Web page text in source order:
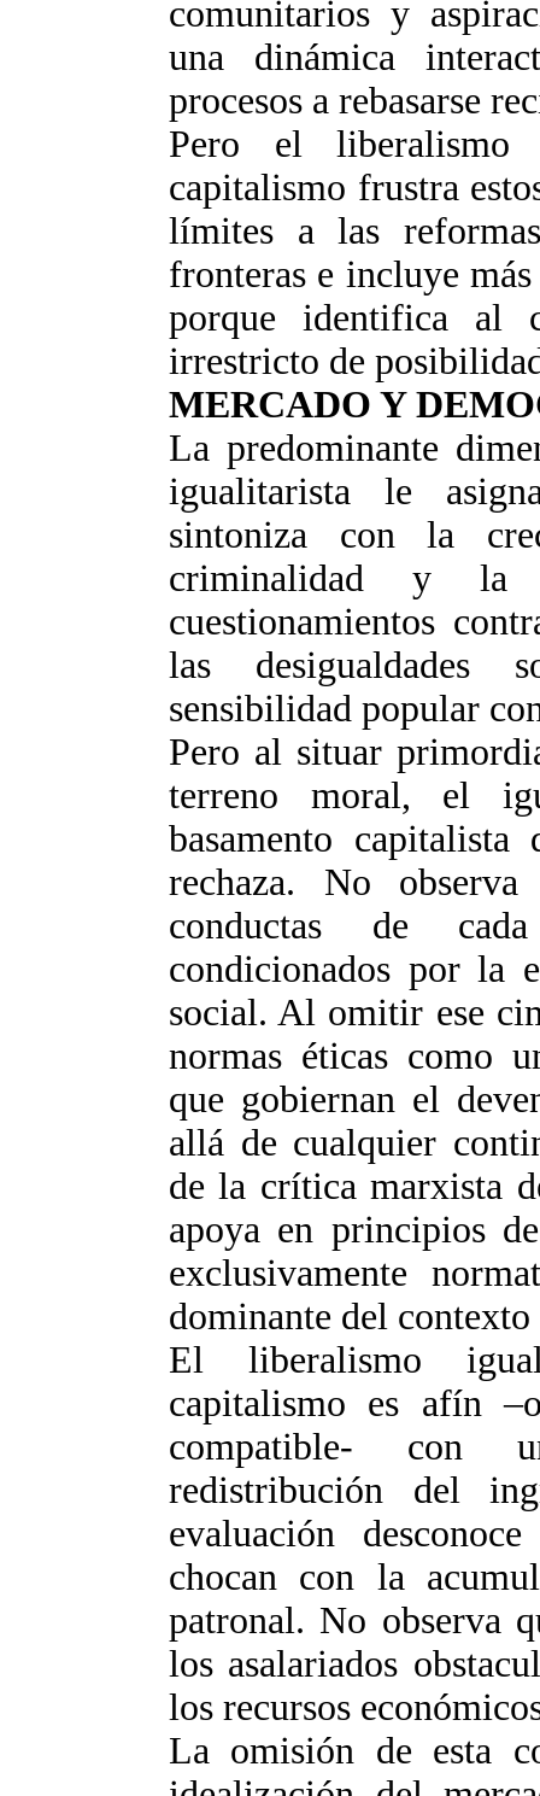
comunitarios y
una dinámica
procesos a rebasarse
Pero el liberalismo
capitalismo frustra
límites a las
fronteras e incluye
porque identifica al
irrestricto de
MERCADO Y
La predominante
igualitarista le
sintoniza con la
criminalidad y la
cuestionamientos
las desigualdades
sensibilidad popular
Pero al situar
terreno moral, el
basamento
rechaza. No
conductas de
condicionados por la
social. Al omitir ese
normas éticas como
que gobiernan el
allá de cualquier
de la crítica marxista
apoya en principios
exclusivamente
dominante del
El liberalismo
capitalismo es afín
compatible- con
redistribución del
evaluación
chocan con la
patronal. No observa
los asalariados
los recursos
La omisión de esta